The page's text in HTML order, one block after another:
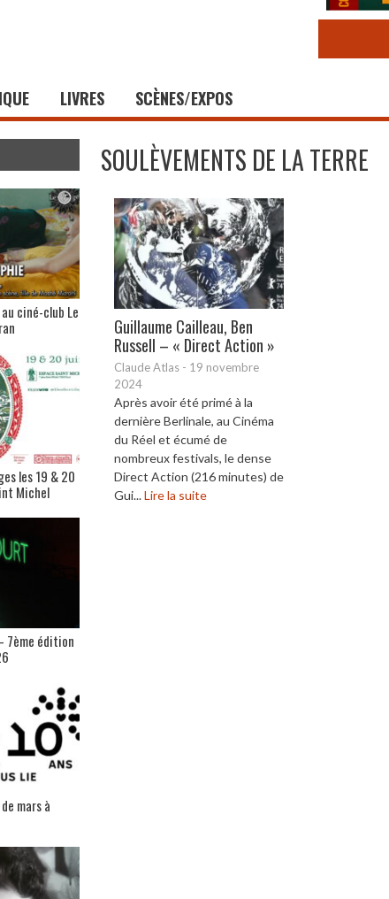
LIVRES SCÈNES/EXPOS
SOULÈVEMENTS DE LA TERRE
Guillaume Cailleau, Ben
Russell – « Direct Action »
Claude Atlas - 19 novembre
2024
Après avoir été primé à la
dernière Berlinale, au Cinéma
du Réel et écumé de
nombreux festivals, le dense
Direct Action (216 minutes) de
Gui...Lire la suite
au ciné-club Le
les 19 & 20
Michel
7ème édition
mars à